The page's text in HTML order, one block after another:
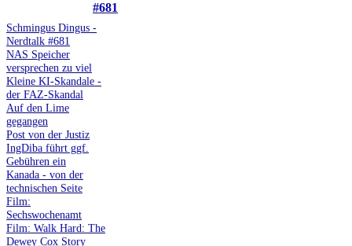
#681
Schmingus Dingus -
Nerdtalk #681
NAS Speicher
versprechen zu viel
Kleine KI-Skandale -
der FAZ-Skandal
Auf den Lime
gegangen
Post von der Justiz
IngDiba führt ggf.
Gebühren ein
Kanada - von der
technischen Seite
Film:
Sechswochenamt
Film: Walk Hard: The
Dewey Cox Story